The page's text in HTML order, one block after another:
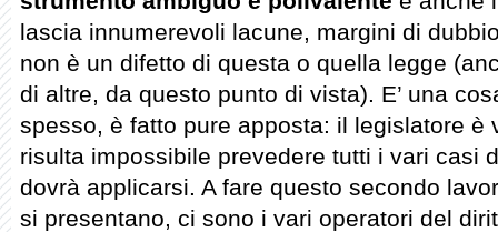
lascia innumerevoli lacune, margini di
non è un difetto di questa o quella legge
di altre, da questo punto di vista). E’ una
spesso, è fatto pure apposta: il legislatore è
risulta impossibile prevedere tutti i vari casi
dovrà applicarsi. A fare questo secondo
si presentano, ci sono i vari operatori del